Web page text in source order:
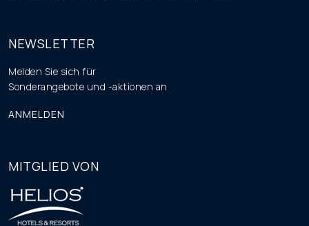
NEWSLETTER
Melden Sie sich für
Sonderangebote und -aktionen an
ANMELDEN
MITGLIED VON